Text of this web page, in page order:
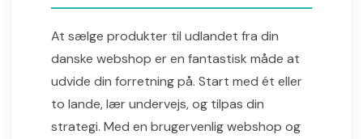
At sælge produkter til udlandet fra din
danske webshop er en fantastisk måde at
udvide din forretning på. Start med ét eller
to lande, lær undervejs, og tilpas din
strategi. Med en brugervenlig webshop og